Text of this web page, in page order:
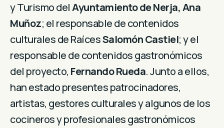
y Turismo delAyuntamiento de Nerja, Ana
Muñoz; el responsable de contenidos
culturales de RaícesSalomón Castiel; y el
responsable de contenidos gastronómicos
del proyecto, Fernando Rueda. Junto a ellos,
han estado presentes patrocinadores,
artistas, gestores culturales y algunos de los
cocineros y profesionales gastronómicos